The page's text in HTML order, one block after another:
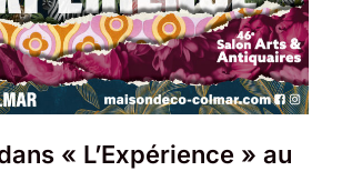
« L’Expérience » au